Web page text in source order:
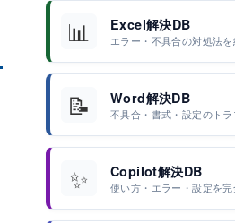
📊 Excel解決DB
エラー・不具合の対処法
📝 Word解決DB
不具合・書式・設定のト
✨ Copilot解決DB
使い方・エラー・設定を